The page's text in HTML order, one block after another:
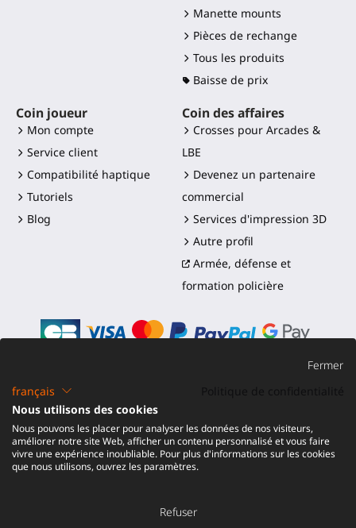
Manette mounts
Pièces de rechange
Tous les produits
Baisse de prix
Coin joueur
Mon compte
Service client
Compatibilité haptique
Tutoriels
Blog
Coin des affaires
Crosses pour Arcades &
LBE
Devenez un partenaire
commercial
Services d'impression 3D
Autre profil
Armée, défense et
formation policière
©2016-2026 - ProTubeVR™
Expédition et droits
Remboursement
Fermer
français
Nous utilisons des cookies
Nous pouvons les placer pour analyser les données de nos visiteurs,
améliorer notre site Web, afficher un contenu personnalisé et vous faire
vivre une expérience inoubliable. Pour plus d'informations sur les cookies
que nous utilisons, ouvrez les paramètres.
Refuser